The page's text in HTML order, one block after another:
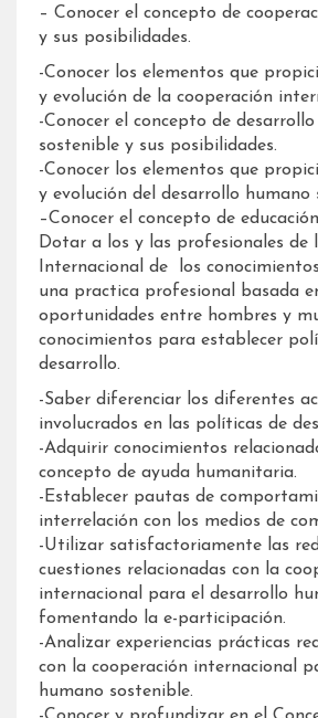
– Conocer el concepto de
y sus posibilidades.
-Conocer los elementos que
y evolución de la cooperación
-Conocer el concepto de
sostenible y sus posibilidades.
-Conocer los elementos que
y evolución del desarrollo humano
–Conocer el concepto de
Dotar a los y las profesionales de
Internacional de los
una practica profesional basada
oportunidades entre hombres y
conocimientos para establecer
desarrollo.
-Saber diferenciar los diferentes
involucrados en las políticas de
-Adquirir conocimientos
concepto de ayuda humanitaria.
-Establecer pautas de
interrelación con los medios de
-Utilizar satisfactoriamente las
cuestiones relacionadas con la
internacional para el desarrollo
fomentando la e-participación.
-Analizar experiencias prácticas
con la cooperación internacional
humano sostenible.